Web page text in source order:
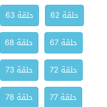
حلقة 62
حلقة 63
حلقة 67
حلقة 68
حلقة 72
حلقة 73
حلقة 77
حلقة 78